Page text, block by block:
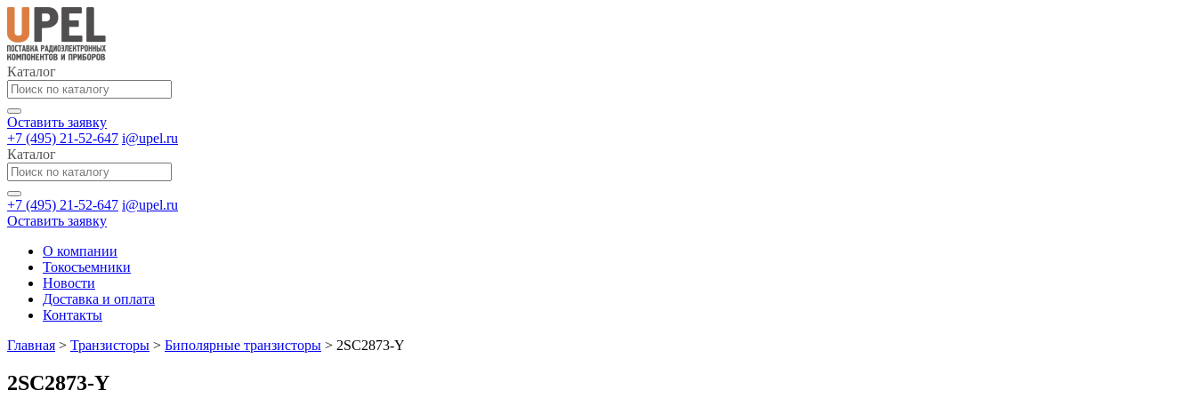
Каталог
Оставить заявку
+7 (495) 21-52-647 i@upel.ru
Каталог
+7 (495) 21-52-647 i@upel.ru
Оставить заявку
О компании
Токосъемники
Новости
Доставка и оплата
Контакты
Главная > Транзисторы > Биполярные транзисторы > 2SC2873-Y
2SC2873-Y